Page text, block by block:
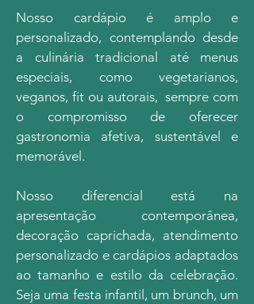
Nosso cardápio é amplo e
personalizado, contemplando desde
a culinária tradicional até menus
especiais, como vegetarianos,
veganos, fit ou autorais, sempre com
o compromisso de oferecer
gastronomia afetiva, sustentável e
memorável.
Nosso diferencial está na
apresentação contemporânea,
decoração caprichada, atendimento
personalizado e cardápios adaptados
ao tamanho e estilo da celebração.
Seja uma festa infantil, um brunch, um